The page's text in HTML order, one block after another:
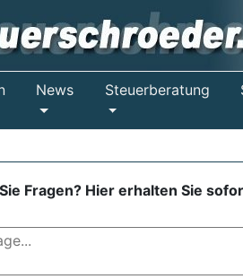
News Steuerberatung
Fragen? Hier erhalten Sie